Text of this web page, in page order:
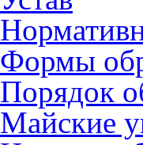
Формы
Порядок
Майские